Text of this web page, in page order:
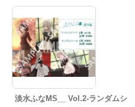
淡水ふなMS__ Vol.2-ランダムシ